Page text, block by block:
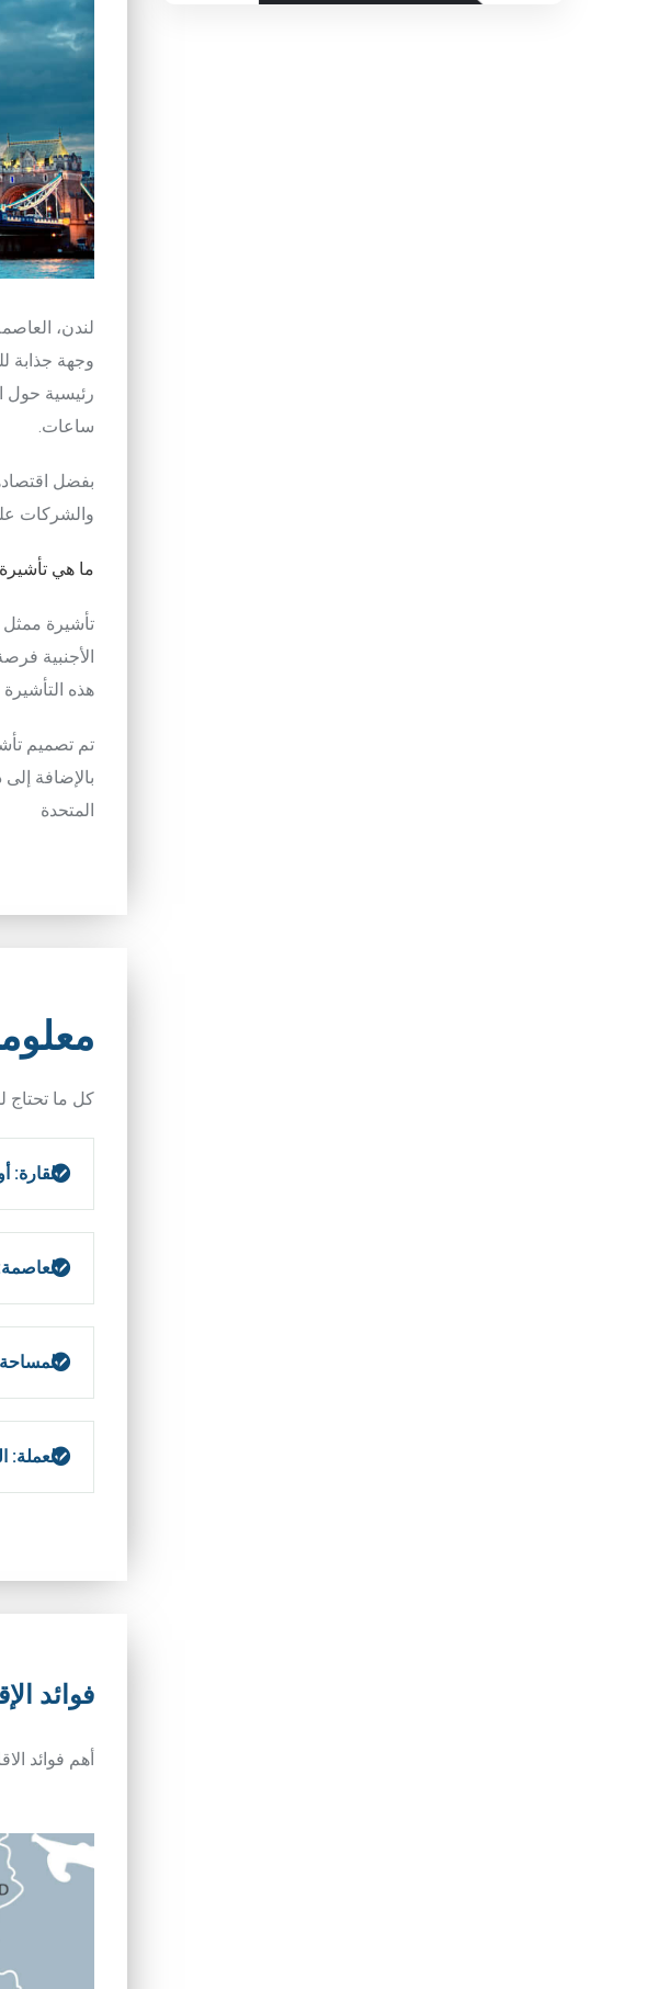
لندن،
وجهة جذابة
رئيسية حول
ساعات.
بفضل
والشركات
ما هي تأشيرة
تأشيرة ممثل
الأجنبية
هذه التأشيرة
تم تصميم
بالإضافة إلى
المتحدة
كل ما تحتاج
القارة:
المساحة
العملة:
فوائد
أهم فوائد